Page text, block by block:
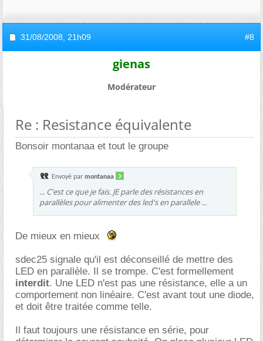
31/08/2008, 21h09 #8
gienas
Modérateur
Re : Resistance équivalente
Bonsoir montanaa et tout le groupe
Envoyé par montanaa
... C'est ce que je fais. JE parle des résistances en
parallèles pour alimenter des led's en parallele ...
De mieux en mieux
sdec25 signale qu'il est déconseillé de mettre des
LED en parallèle. Il se trompe. C'est formellement
interdit. Une LED n'est pas une résistance, elle a un
comportement non linéaire. C'est avant tout une diode,
et doit être traitée comme telle.
Il faut toujours une résistance en série, pour